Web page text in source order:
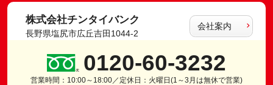
株式会社チンタイバンク
長野県塩尻市広丘吉田1044-2
会社案内
0120-60-3232
営業時間：10:00～18:00／定休日：火曜日(1～3月は無休で営業)